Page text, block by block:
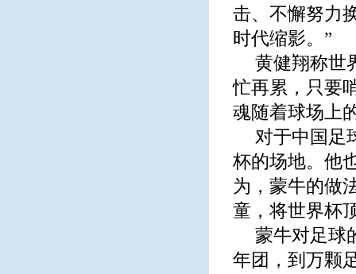
击、不懈努力
时代缩影。”
黄健翔称世
忙再累，只要
魂随着球场上
对于中国足
杯的场地。他
为，蒙牛的做
童，将世界杯
蒙牛对足球
年团，到万颗